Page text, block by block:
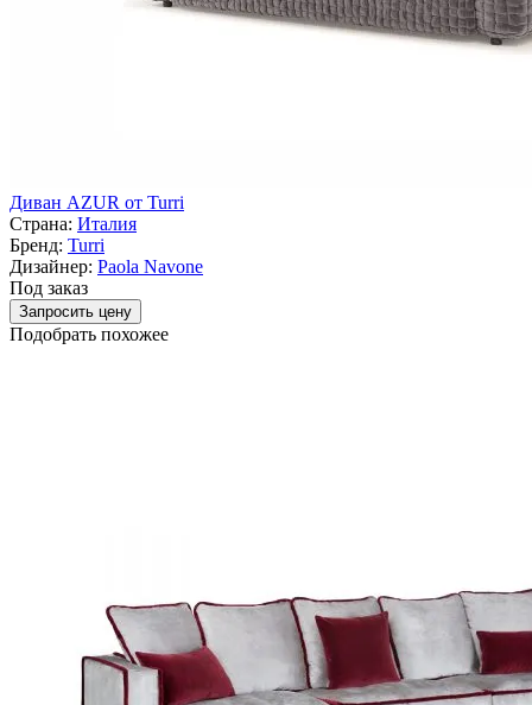
Диван AZUR от Turri
Страна: Италия
Бренд: Turri
Дизайнер: Paola Navone
Под заказ
Запросить цену
Подобрать похожее